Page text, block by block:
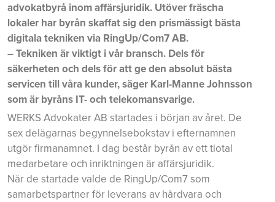
advokatbyrå inom affärsjuridik. Utöver fräscha
lokaler har byrån skaffat sig den prismässigt bästa
digitala tekniken via RingUp/Com7 AB.
– Tekniken är viktigt i vår bransch. Dels för
säkerheten och dels för att ge den absolut bästa
servicen till våra kunder, säger Karl-Manne Johnsson
som är byråns IT- och telekomansvarige.
WERKS Advokater AB startades i början av året. De
sex delägarnas begynnelsebokstav i efternamnen
utgör firmanamnet. I dag består byrån av ett tiotal
medarbetare och inriktningen är affärsjuridik.
När de startade valde de RingUp/Com7 som
samarbetspartner för leverans av hårdvara och